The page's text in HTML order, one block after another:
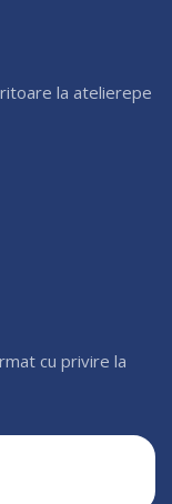
la atelierepe
cu privire la